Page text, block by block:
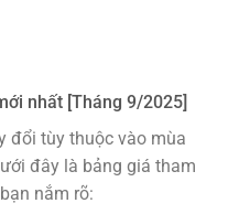
nhất [Tháng 9/2025]
đổi tùy thuộc vào mùa
đây là bảng giá tham
nắm rõ: